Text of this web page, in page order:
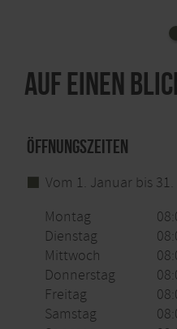
Auf einen
Öffnungszeiten
Vom 1. Januar bis
Montag
Dienstag
Mittwoch
Donnerstag
Freitag
Samstag